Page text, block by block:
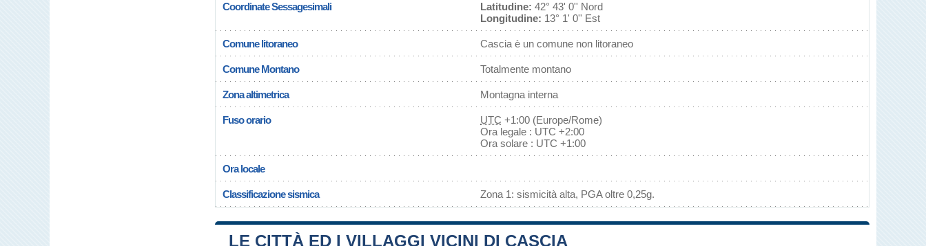
Coordinate Sessagesimali Latitudine: 42° 43' 0'' Nord
Longitudine: 13° 1' 0'' Est
Comune litoraneo Cascia è un comune non litoraneo
Comune Montano Totalmente montano
Zona altimetrica Montagna interna
Fuso orario UTC +1:00 (Europe/Rome)
Ora legale : UTC +2:00
Ora solare : UTC +1:00
Ora locale
Classificazione sismica Zona 1: sismicità alta, PGA oltre 0,25g.
LE CITTÀ ED I VILLAGGI VICINI DI CASCIA